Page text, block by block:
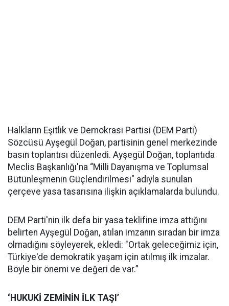
Halkların Eşitlik ve Demokrasi Partisi (DEM Parti)
Sözcüsü Ayşegül Doğan, partisinin genel merkezinde
basın toplantısı düzenledi. Ayşegül Doğan, toplantıda
Meclis Başkanlığı'na “Milli Dayanışma ve Toplumsal
Bütünleşmenin Güçlendirilmesi" adıyla sunulan
çerçeve yasa tasarısına ilişkin açıklamalarda bulundu.
DEM Parti'nin ilk defa bir yasa teklifine imza attığını
belirten Ayşegül Doğan, atılan imzanın sıradan bir imza
olmadığını söyleyerek, ekledi: "Ortak geleceğimiz için,
Türkiye'de demokratik yaşam için atılmış ilk imzalar.
Böyle bir önemi ve değeri de var.”
‘HUKUKİ ZEMİNİN İLK TAŞI’